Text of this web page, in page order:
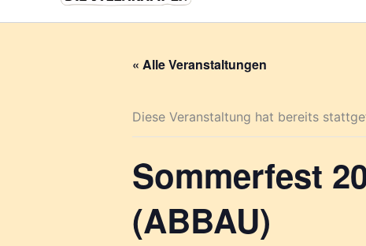
« Alle Veranstaltungen
Diese Veranstaltung hat bereits
Sommerfest
(ABBAU)